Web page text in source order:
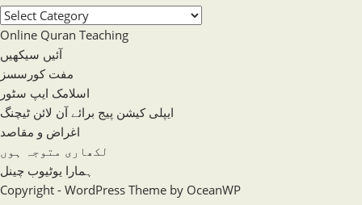
Categories
Online Quran Teaching
آئیں سیکھیں
مفت کورسسز
اسلامک ایپ سٹور
ایپلی کیشن پیج برائے آن لائن ٹیچنگ
اغراض و مقاصد
لکھاری متوجہ ہوں
ہمارا یوٹیوب چینل
Copyright - WordPress Theme by OceanWP